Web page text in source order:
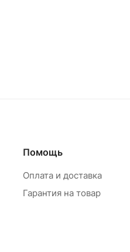
Помощь
Оплата и доставка
Гарантия на товар